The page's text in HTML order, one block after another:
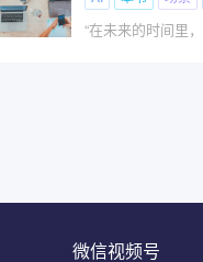
微信视频号